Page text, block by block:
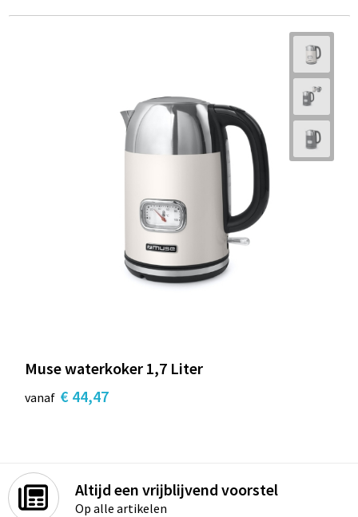
Muse waterkoker 1,7 Liter
vanaf € 44,47
Altijd een vrijblijvend voorstel
Op alle artikelen